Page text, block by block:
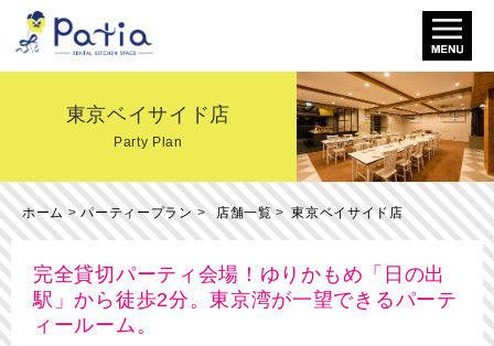
東京ベイサイド店
Party Plan
ホーム>パーティープラン> 店舗一覧> 東京ベイサイド店
完全貸切パーティ会場！ゆりかもめ「日の出
駅」から徒歩2分。東京湾が一望できるパーテ
ィールーム。